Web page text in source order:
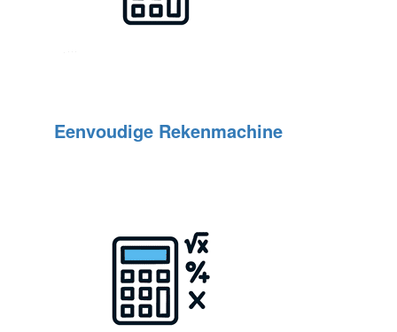
Eenvoudige Rekenmachine